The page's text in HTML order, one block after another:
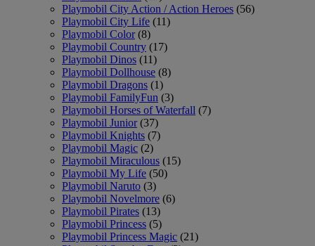
Playmobil City Action / Action Heroes (56)
Playmobil City Life (11)
Playmobil Color (8)
Playmobil Country (17)
Playmobil Dinos (11)
Playmobil Dollhouse (8)
Playmobil Dragons (1)
Playmobil FamilyFun (3)
Playmobil Horses of Waterfall (7)
Playmobil Junior (37)
Playmobil Knights (7)
Playmobil Magic (2)
Playmobil Miraculous (15)
Playmobil My Life (50)
Playmobil Naruto (3)
Playmobil Novelmore (6)
Playmobil Pirates (13)
Playmobil Princess (5)
Playmobil Princess Magic (21)